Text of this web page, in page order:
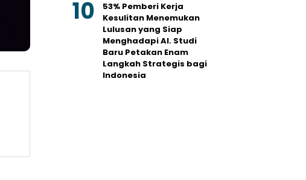
53% Pemberi Kerja
Kesulitan Menemukan
Lulusan yang Siap
Menghadapi AI. Studi
Baru Petakan Enam
Langkah Strategis bagi
Indonesia